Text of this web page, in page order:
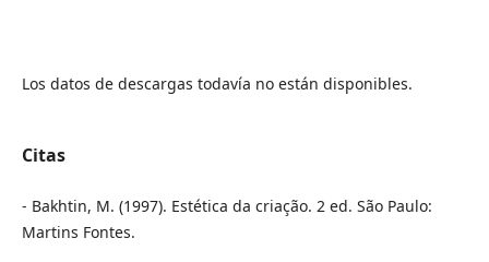
Los datos de descargas todavía no están disponibles.
Citas
- Bakhtin, M. (1997). Estética da criação. 2 ed. São Paulo:
Martins Fontes.